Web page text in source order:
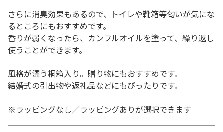
さらに消臭効果もあるので、トイレや靴箱等匂いが気にな
るところにもおすすめです。
香りが弱くなったら、カンフルオイルを塗って、繰り返し
使うことができます。
風格が漂う桐箱入り。贈り物にもおすすめです。
結婚式の引出物や返礼品などにもぴったりです。
※ラッピングなし／ラッピングありが選択できます